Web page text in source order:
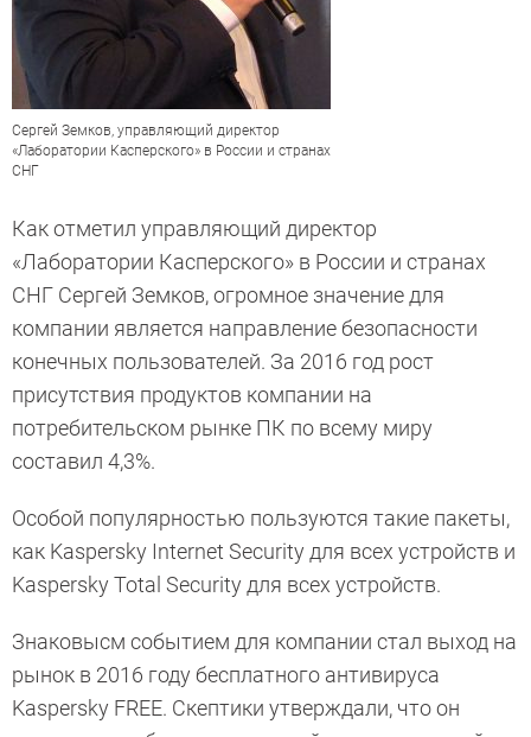
Сергей Земков, управляющий директор
«Лаборатории Касперского» в России и странах
СНГ
Как отметил управляющий директор
«Лаборатории Касперского» в России и странах
СНГ Сергей Земков, огромное значение для
компании является направление безопасности
конечных пользователей. За 2016 год рост
присутствия продуктов компании на
потребительском рынке ПК по всему миру
составил 4,3%.
Особой популярностью пользуются такие пакеты,
как Kaspersky Internet Security для всех устройств и
Kaspersky Total Security для всех устройств.
Знаковысм событием для компании стал выход на
рынок в 2016 году бесплатного антивируса
Kaspersky FREE. Скептики утверждали, что он